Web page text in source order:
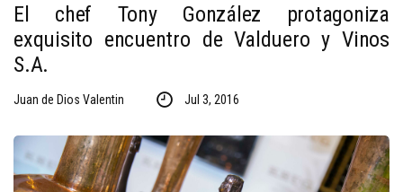
El chef Tony González protagoniza
exquisito encuentro de Valduero y Vinos
S.A.
Juan de Dios Valentin Jul 3, 2016